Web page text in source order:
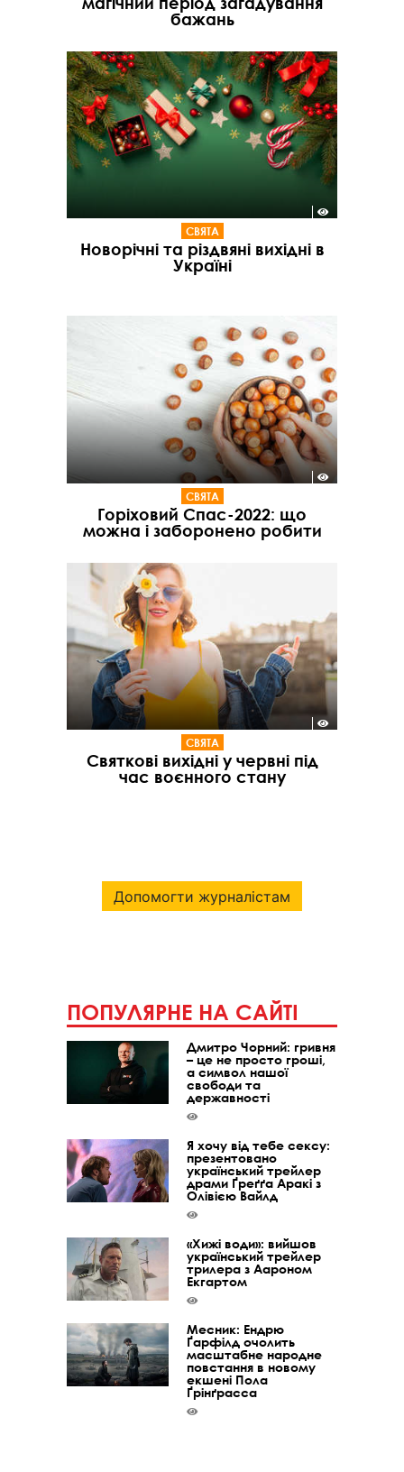
бажань
СВЯТА
Новорічні та різдвяні вихідні в
Україні
СВЯТА
Горіховий Спас-2022: що
можна і заборонено робити
СВЯТА
Святкові вихідні у червні під
час воєнного стану
Допомогти журналістам
ПОПУЛЯРНЕ НА САЙТІ
Дмитро Чорний: гривня
– це не просто гроші,
а символ нашої
свободи та
державності
Я хочу від тебе сексу:
презентовано
український трейлер
драми Ґреґґа Аракі з
Олівією Вайлд
«Хижі води»: вийшов
український трейлер
трилера з Аароном
Екгартом
Месник: Ендрю
Ґарфілд очолить
масштабне народне
повстання в новому
екшені Пола
Ґрінґрасса